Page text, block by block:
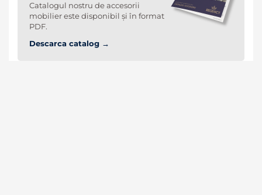
Catalogul nostru de accesorii
mobilier este disponibil și în format
PDF.
Descarca catalog →